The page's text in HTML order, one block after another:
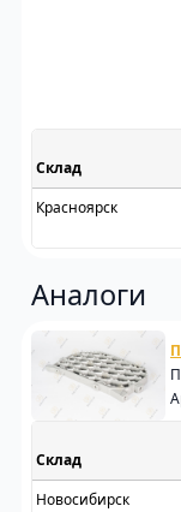
Склад
Красноярск
Аналоги
Склад
Новосибирск